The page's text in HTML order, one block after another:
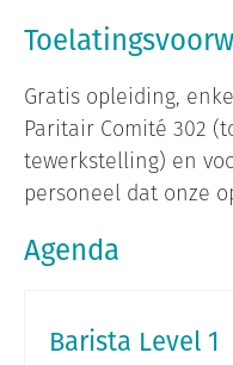
Gratis opleiding,
Paritair Comité 302
tewerkstelling) en
personeel dat onze
Agenda
Barista Level 1